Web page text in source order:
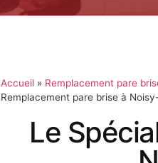
Accueil » Remplacement pare
Remplacement pare brise à
Le